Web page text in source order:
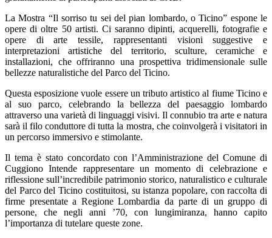
La Mostra “Il sorriso tu sei del pian lombardo, o Ticino” espone le
opere di oltre 50 artisti. Ci saranno dipinti, acquerelli, fotografie e
opere di arte tessile, rappresentanti visioni suggestive e
interpretazioni artistiche del territorio, sculture, ceramiche e
installazioni, che offriranno una prospettiva tridimensionale sulle
bellezze naturalistiche del Parco del Ticino.
Questa esposizione vuole essere un tributo artistico al fiume Ticino e
al suo parco, celebrando la bellezza del paesaggio lombardo
attraverso una varietà di linguaggi visivi. Il connubio tra arte e natura
sarà il filo conduttore di tutta la mostra, che coinvolgerà i visitatori in
un percorso immersivo e stimolante.
Il tema è stato concordato con l’Amministrazione del Comune di
Cuggiono Intende rappresentare un momento di celebrazione e
riflessione sull’incredibile patrimonio storico, naturalistico e culturale
del Parco del Ticino costituitosi, su istanza popolare, con raccolta di
firme presentate a Regione Lombardia da parte di un gruppo di
persone, che negli anni ’70, con lungimiranza, hanno capito
l’importanza di tutelare queste zone.